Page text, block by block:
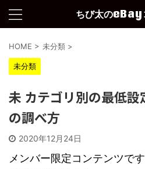
ちび太のeBay
HOME > 未分類 >
未分類
未 カテゴリ別の最低
の調べ方
2020年12月24日
メンバー限定コンテンツで